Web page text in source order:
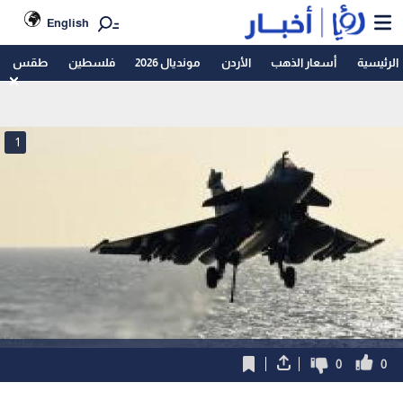
English
الرئيسية أسعار الذهب الأردن مونديال 2026 فلسطين طقس
1
0
0